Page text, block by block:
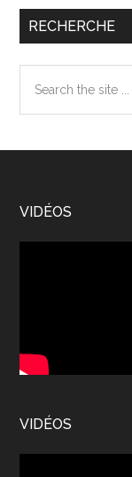
RECHERCHE
the
Footer
VIDÉOS
VIDÉOS